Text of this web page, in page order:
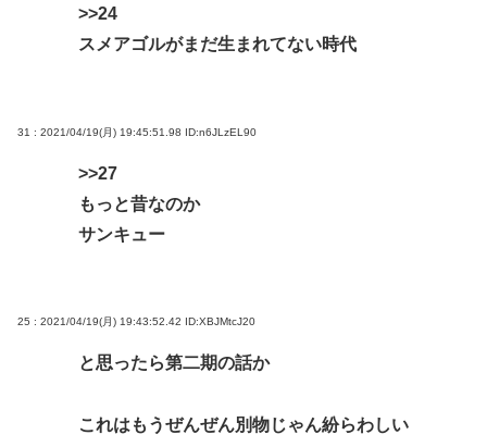
>>24
スメアゴルがまだ生まれてない時代
31 : 2021/04/19(月) 19:45:51.98 ID:n6JLzEL90
>>27
もっと昔なのか
サンキュー
25 : 2021/04/19(月) 19:43:52.42 ID:XBJMtcJ20
と思ったら第二期の話か
これはもうぜんぜん別物じゃん紛らわしい